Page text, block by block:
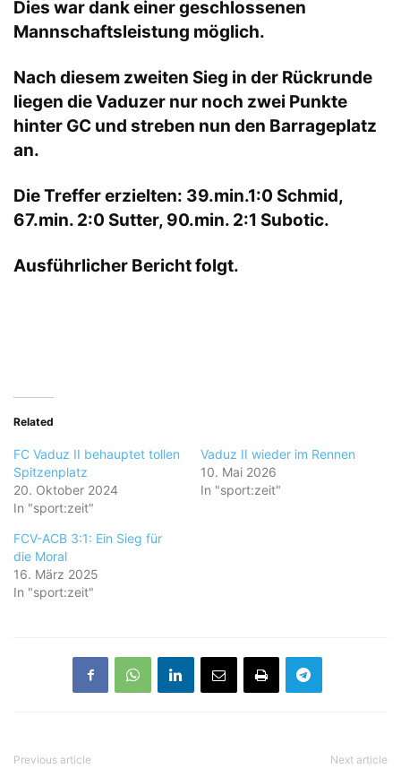
Dies war dank einer geschlossenen
Mannschaftsleistung möglich.
Nach diesem zweiten Sieg in der Rückrunde
liegen die Vaduzer nur noch zwei Punkte
hinter GC und streben nun den Barrageplatz
an.
Die Treffer erzielten: 39.min.1:0 Schmid,
67.min. 2:0 Sutter, 90.min. 2:1 Subotic.
Ausführlicher Bericht folgt.
Related
FC Vaduz II behauptet tollen
Spitzenplatz
20. Oktober 2024
In "sport:zeit"
Vaduz II wieder im Rennen
10. Mai 2026
In "sport:zeit"
FCV-ACB 3:1: Ein Sieg für
die Moral
16. März 2025
In "sport:zeit"
Previous article Next article